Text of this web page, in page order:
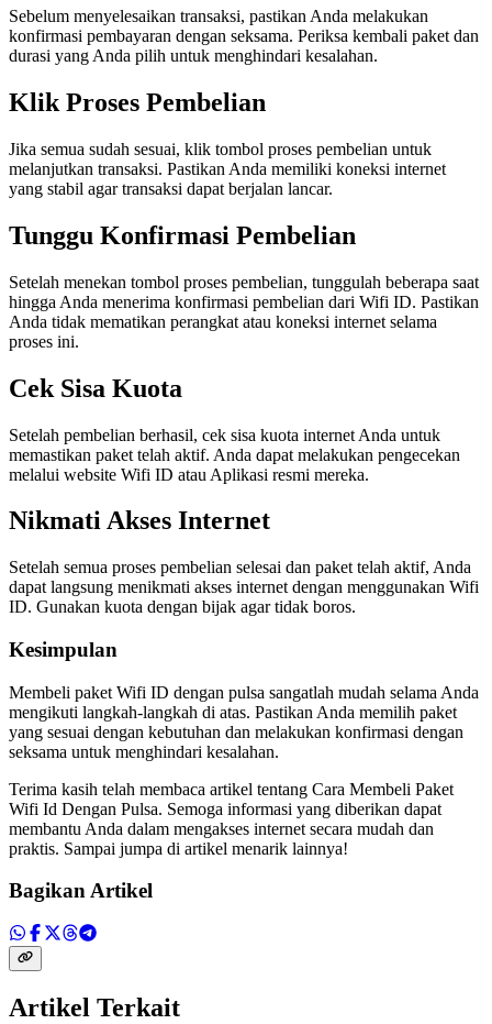
Sebelum menyelesaikan transaksi, pastikan Anda melakukan
konfirmasi pembayaran dengan seksama. Periksa kembali paket dan
durasi yang Anda pilih untuk menghindari kesalahan.
Klik Proses Pembelian
Jika semua sudah sesuai, klik tombol proses pembelian untuk
melanjutkan transaksi. Pastikan Anda memiliki koneksi internet
yang stabil agar transaksi dapat berjalan lancar.
Tunggu Konfirmasi Pembelian
Setelah menekan tombol proses pembelian, tunggulah beberapa saat
hingga Anda menerima konfirmasi pembelian dari Wifi ID. Pastikan
Anda tidak mematikan perangkat atau koneksi internet selama
proses ini.
Cek Sisa Kuota
Setelah pembelian berhasil, cek sisa kuota internet Anda untuk
memastikan paket telah aktif. Anda dapat melakukan pengecekan
melalui website Wifi ID atau Aplikasi resmi mereka.
Nikmati Akses Internet
Setelah semua proses pembelian selesai dan paket telah aktif, Anda
dapat langsung menikmati akses internet dengan menggunakan Wifi
ID. Gunakan kuota dengan bijak agar tidak boros.
Kesimpulan
Membeli paket Wifi ID dengan pulsa sangatlah mudah selama Anda
mengikuti langkah-langkah di atas. Pastikan Anda memilih paket
yang sesuai dengan kebutuhan dan melakukan konfirmasi dengan
seksama untuk menghindari kesalahan.
Terima kasih telah membaca artikel tentang Cara Membeli Paket
Wifi Id Dengan Pulsa. Semoga informasi yang diberikan dapat
membantu Anda dalam mengakses internet secara mudah dan
praktis. Sampai jumpa di artikel menarik lainnya!
Bagikan Artikel
Artikel Terkait